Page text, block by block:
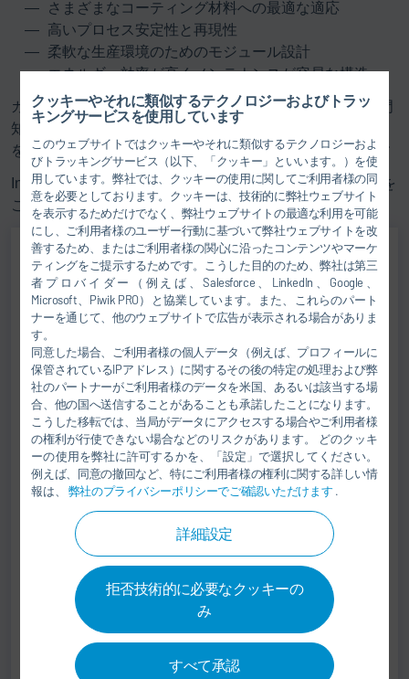
クッキーやそれに類似するテクノロジーおよびトラッ
キングサービスを使用しています
このウェブサイトではクッキーやそれに類似するテクノロジーおよ
びトラッキングサービス（以下、「クッキー」といいます。）を使
用しています。弊社では、クッキーの使用に関してご利用者様の同
意を必要としております。クッキーは、技術的に弊社ウェブサイト
を表示するためだけでなく、弊社ウェブサイトの最適な利用を可能
にし、ご利用者様のユーザー行動に基づいて弊社ウェブサイトを改
善するため、またはご利用者様の関心に沿ったコンテンツやマーケ
ティングをご提示するためです。こうした目的のため、弊社は第三
者プロバイダー（例えば、Salesforce、LinkedIn、Google、
Microsoft、Piwik PRO）と協業しています。また、これらのパート
ナーを通じて、他のウェブサイトで広告が表示される場合がありま
す。
同意した場合、ご利用者様の個人データ（例えば、プロフィールに
保管されているIPアドレス）に関するその後の特定の処理および弊
社のパートナーがご利用者様のデータを米国、あるいは該当する場
合、他の国へ送信することがあることも承諾したことになります。
こうした移転では、当局がデータにアクセスする場合やご利用者様
の権利が行使できない場合などのリスクがあります。 どのクッキ
ーの使用を弊社に許可するかを、「設定」で選択してください。
例えば、同意の撤回など、特にご利用者様の権利に関する詳しい情
報は、 弊社のプライバシーポリシーでご確認いただけます .
詳細設定
拒否技術的に必要なクッキーの
み
すべて承認
さまざまなコーティング材料への最適な適応
高いプロセス安定性と再現性
柔軟な生産環境のためのモジュール設計
エネルギー効率が高くメンテナンスが容易な構造
カレンダー技術を専門とする Dürr の子会社 Ingecal の専門
知識を活用し、 X.Cellify EC は長年の経験と最先端の技術
を組み合わせ、セル生産における最も高い要求に応えます
Ingecal のカレンダー専門知識の詳細については、こちら
を
ご覧ください
Sebastian Gries
Senior Manager
SALES
+49 7142 78-3215
sebastian.gries@durr.com
Dürr Systems AG
Carl-Benz-Straße 34
74321 Bietigheim-Bissingen
ドイツ
Eytan Benhamou
SALES EMEA